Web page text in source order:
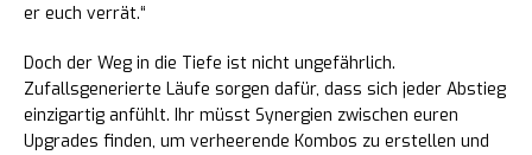
er euch verrät.“
Doch der Weg in die Tiefe ist nicht ungefährlich.
Zufallsgenerierte Läufe sorgen dafür, dass sich jeder Abstieg
einzigartig anfühlt. Ihr müsst Synergien zwischen euren
Upgrades finden, um verheerende Kombos zu erstellen und